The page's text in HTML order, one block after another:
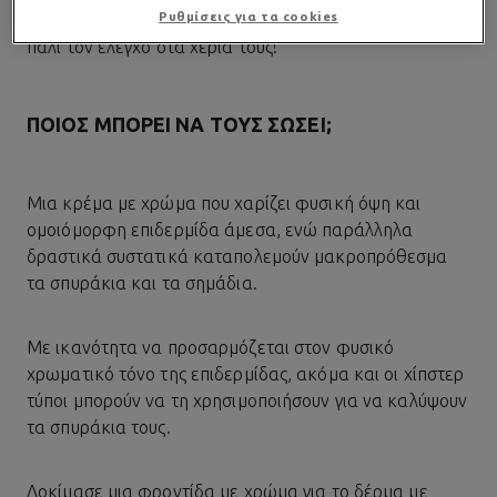
δέρμα με τάση ακμήςμπορούν να πάρουν και
πάλι τον έλεγχο στα χέρια τους!
ΠΟΙΟΣ ΜΠΟΡΕΊ ΝΑ ΤΟΥΣ ΣΏΣΕΙ;
Μια κρέμα με χρώμα που χαρίζει φυσική όψη και
ομοιόμορφη επιδερμίδα άμεσα, ενώ παράλληλα
δραστικά συστατικά καταπολεμούν μακροπρόθεσμα
τα σπυράκια και τα σημάδια.
Με ικανότητα να προσαρμόζεται στον φυσικό
χρωματικό τόνο της επιδερμίδας, ακόμα και οι χίπστερ
τύποι μπορούν να τη χρησιμοποιήσουν για να καλύψουν
τα σπυράκια τους.
Δοκίμασε μια φροντίδα με χρώμα για το δέρμα με
Ρυθμίσεις για τα cookies